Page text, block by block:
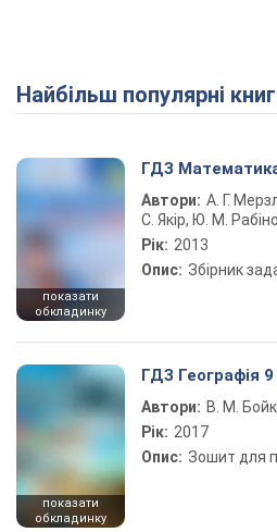
Найбільш популярні
показати
обкладинку
ГДЗ
Автори: А. Г.
С. Якір, Ю. М.
Рік: 2013
Опис: Збірник
показати
обкладинку
ГДЗ Географія 9
Автори: В. М.
Рік: 2017
Опис: Зошит для